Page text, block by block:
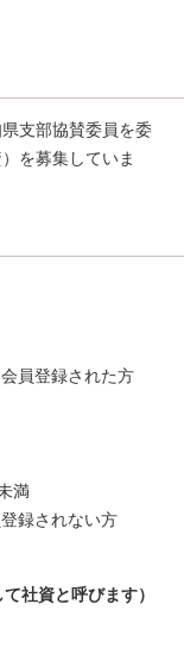
支部協賛委員を委
を募集していま
員登録された方
満
録されない方
社資と呼びます）